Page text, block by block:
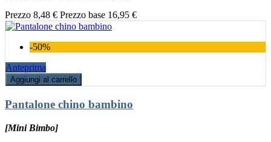
Prezzo 8,48 € Prezzo base 16,95 €
-50%
Anteprima
Aggiungi al carrello
Pantalone chino bambino
[Mini Bimbo]